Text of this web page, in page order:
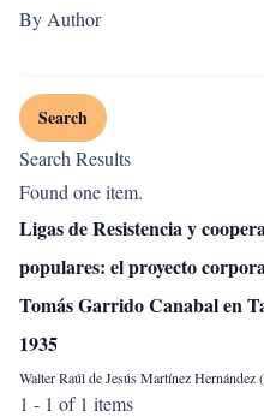
By Author
Search
Search Results
Found one item.
Ligas de Resistencia y
populares: el proyecto
Tomás Garrido Canabal en
1935
Walter Raúl de Jesús Martínez Hernández
1 - 1 of 1 items